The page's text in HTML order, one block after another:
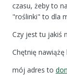
czasu, żeby to
"roślinki" to dla
Czy jest tu jakiś
Chętnię
mój adres to